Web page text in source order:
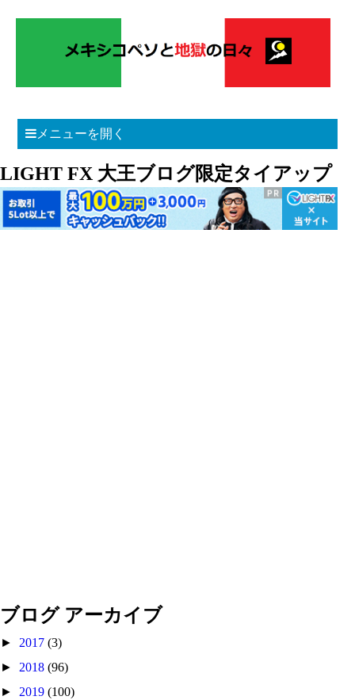
メニューを開く
LIGHT FX 大王ブログ限定タイアップ
ブログ アーカイブ
► 2017 (3)
► 2018 (96)
► 2019 (100)